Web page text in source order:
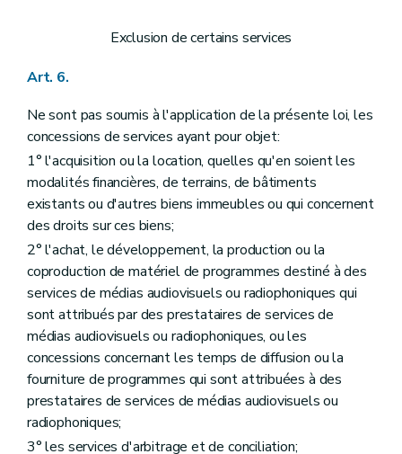
Exclusion de certains services
Art. 6.
Ne sont pas soumis à l'application de la présente loi, les
concessions de services ayant pour objet:
1° l'acquisition ou la location, quelles qu'en soient les
modalités financières, de terrains, de bâtiments
existants ou d'autres biens immeubles ou qui concernent
des droits sur ces biens;
2° l'achat, le développement, la production ou la
coproduction de matériel de programmes destiné à des
services de médias audiovisuels ou radiophoniques qui
sont attribués par des prestataires de services de
médias audiovisuels ou radiophoniques, ou les
concessions concernant les temps de diffusion ou la
fourniture de programmes qui sont attribuées à des
prestataires de services de médias audiovisuels ou
radiophoniques;
3° les services d'arbitrage et de conciliation;